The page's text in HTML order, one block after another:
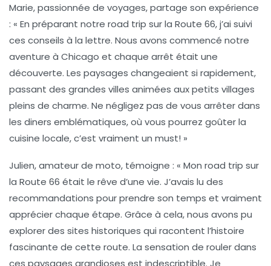
Marie, passionnée de voyages, partage son expérience
: « En préparant notre road trip sur la Route 66, j’ai suivi
ces conseils à la lettre. Nous avons commencé notre
aventure à Chicago et chaque arrêt était une
découverte. Les paysages changeaient si rapidement,
passant des grandes villes animées aux petits villages
pleins de charme. Ne négligez pas de vous arrêter dans
les diners emblématiques, où vous pourrez goûter la
cuisine locale, c’est vraiment un must! »
Julien, amateur de moto, témoigne : « Mon road trip sur
la Route 66 était le rêve d’une vie. J’avais lu des
recommandations pour prendre son temps et vraiment
apprécier chaque étape. Grâce à cela, nous avons pu
explorer des sites historiques qui racontent l’histoire
fascinante de cette route. La sensation de rouler dans
ces paysages grandioses est indescriptible. Je